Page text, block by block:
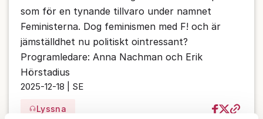
som för en tynande tillvaro under namnet
Feministerna. Dog feminismen med F! och är
jämställdhet nu politiskt ointressant?
Programledare: Anna Nachman och Erik
Hörstadius
2025-12-18 | SE
Lyssna